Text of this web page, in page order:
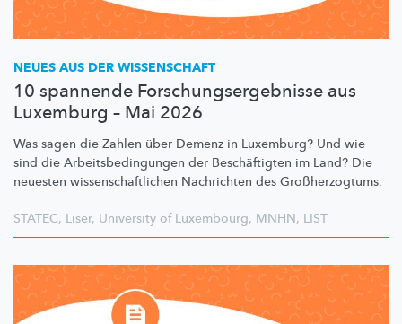
NEUES AUS DER WISSENSCHAFT
10 spannende Forschungsergebnisse aus
Luxemburg – Mai 2026
Was sagen die Zahlen über Demenz in Luxemburg? Und wie
sind die Arbeitsbedingungen der Beschäftigten im Land? Die
neuesten wissenschaftlichen Nachrichten des Großherzogtums.
STATEC, Liser, University of Luxembourg, MNHN, LIST